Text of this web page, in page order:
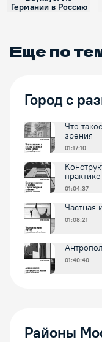
Германии в Россию
Еще по
Город с
Что
зрения
01:17:10
практике
01:04:37
Частная
01:08:21
01:40:40
Районы